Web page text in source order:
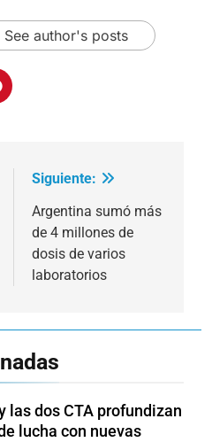
See author's posts
Siguiente:
Argentina sumó más
de 4 millones de
dosis de varios
laboratorios
las dos CTA profundizan
lucha con nuevas